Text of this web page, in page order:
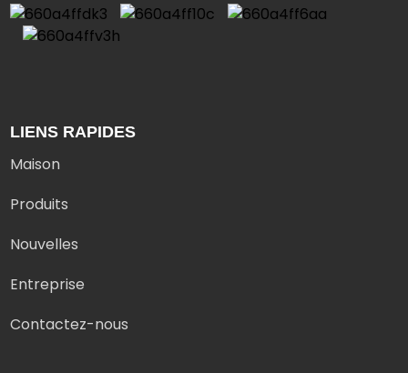
LIENS RAPIDES
Maison
Produits
Nouvelles
Entreprise
Contactez-nous